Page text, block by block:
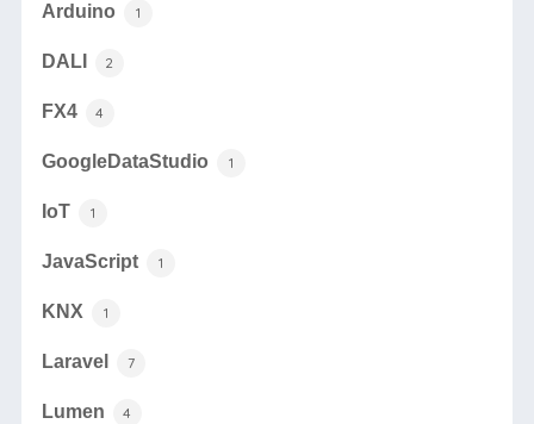
Arduino 1
DALI 2
FX4 4
GoogleDataStudio 1
IoT 1
JavaScript 1
KNX 1
Laravel 7
Lumen 4